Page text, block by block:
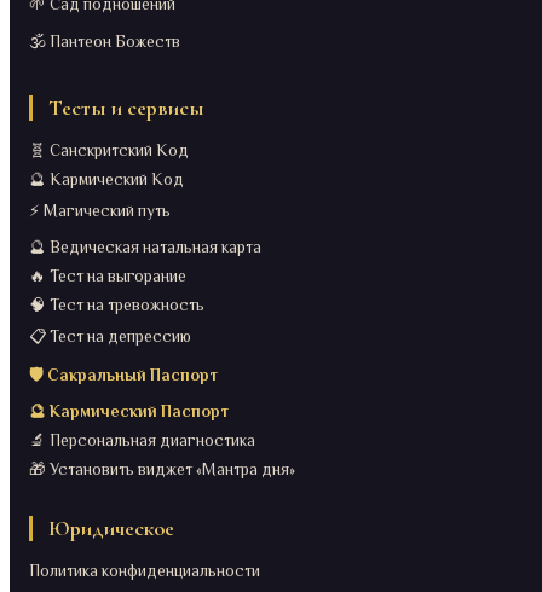
🌱 Сад подношений
🕉️ Пантеон Божеств
Тесты и сервисы
🧬 Санскритский Код
🔮 Кармический Код
⚡ Магический путь
🔮 Ведическая натальная карта
🔥 Тест на выгорание
🧠 Тест на тревожность
📋 Тест на депрессию
🛡️ Сакральный Паспорт
🔮 Кармический Паспорт
🔬 Персональная диагностика
🎁 Установить виджет «Мантра дня»
Юридическое
Политика конфиденциальности